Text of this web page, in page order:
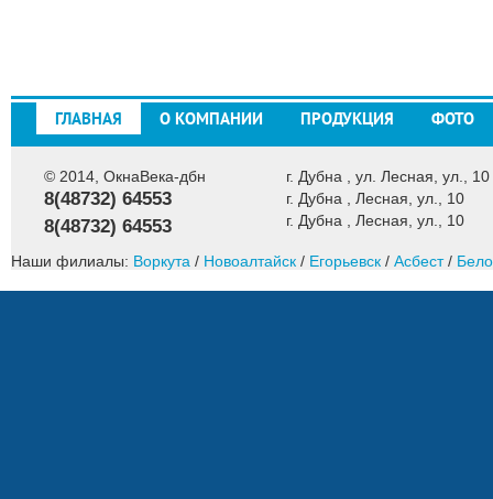
ГЛАВНАЯ О КОМПАНИИ ПРОДУКЦИЯ ФОТО
© 2014, ОкнаВека-дбн
8(48732) 64553
8(48732) 64553
г. Дубна , ул. Лесная, ул., 10
г. Дубна , Лесная, ул., 10
г. Дубна , Лесная, ул., 10
Наши филиалы: Воркута / Новоалтайск / Егорьевск / Асбест/